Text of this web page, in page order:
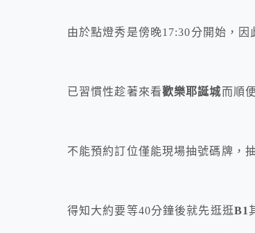
由於點燈秀是傍晚17:30分開始，因
已習慣性趁著來看歡樂耶誕城而順
不能預約訂位僅能現場抽號碼牌，
得知大約要等40分鐘後就先逛逛B1